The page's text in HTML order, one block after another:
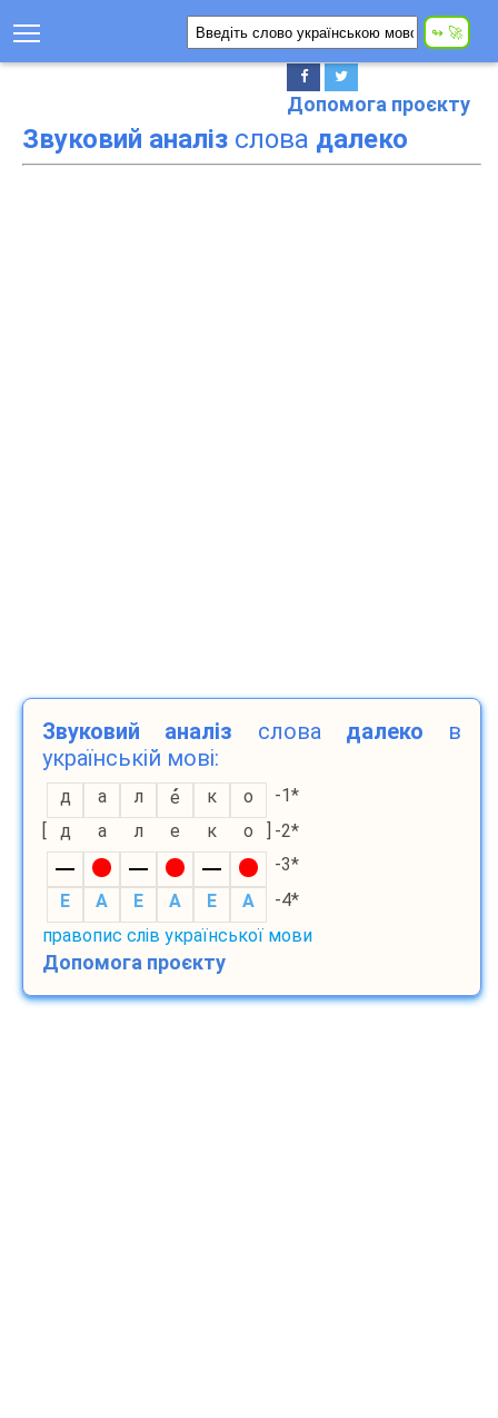
Допомога проєкту
Звуковий аналіз слова далеко
Звуковий аналіз слова далеко в
українській мові:
д а л е к о
-1*
[
д а л е к о ] -2*
-3*
E
A E A E A
-4*
правопис слів української мови
Допомога проєкту